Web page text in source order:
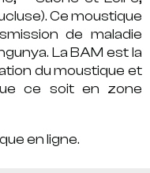
Ce moustique
de maladie
La BAM est la
du moustique et
ce soit en zone
en ligne.